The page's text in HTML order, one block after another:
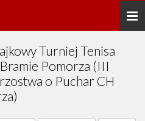
Turniej Tenisa
Pomorza (III
o Puchar CH